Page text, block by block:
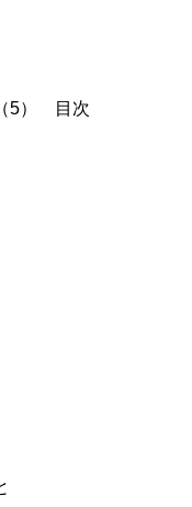
5） 目次